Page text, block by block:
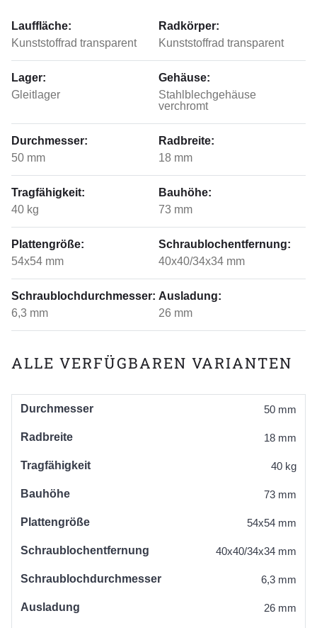
Lauffläche:
Kunststoffrad transparent
Radkörper:
Kunststoffrad transparent
Lager:
Gleitlager
Gehäuse:
Stahlblechgehäuse
verchromt
Durchmesser:
50 mm
Radbreite:
18 mm
Tragfähigkeit:
40 kg
Bauhöhe:
73 mm
Plattengröße:
54x54 mm
Schraublochentfernung:
40x40/34x34 mm
Schraublochdurchmesser:
6,3 mm
Ausladung:
26 mm
ALLE VERFÜGBAREN VARIANTEN
Durchmesser 50 mm
Radbreite 18 mm
Tragfähigkeit 40 kg
Bauhöhe 73 mm
Plattengröße 54x54 mm
Schraublochentfernung 40x40/34x34 mm
Schraublochdurchmesser 6,3 mm
Ausladung 26 mm